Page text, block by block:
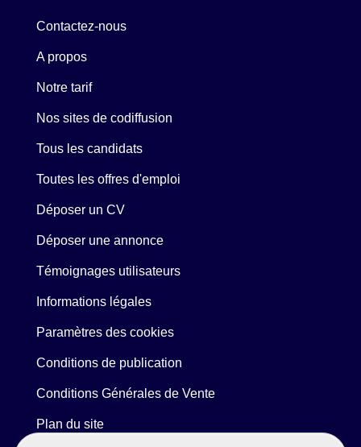
Contactez-nous
A propos
Notre tarif
Nos sites de codiffusion
Tous les candidats
Toutes les offres d'emploi
Déposer un CV
Déposer une annonce
Témoignages utilisateurs
Informations légales
Paramètres des cookies
Conditions de publication
Conditions Générales de Vente
Plan du site